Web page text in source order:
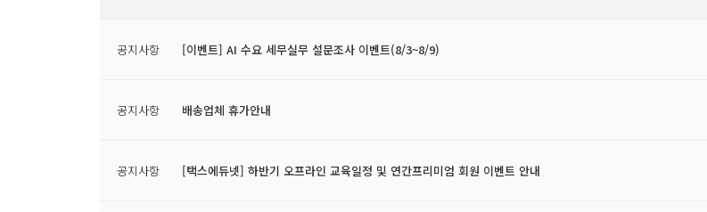
공지사항 [이벤트] AI 수요 세무실무 설문조사 이벤트(8/3~8/9)
공지사항 배송업체 휴가안내
공지사항 [택스에듀넷] 하반기 오프라인 교육일정 및 연간프리미엄 회원 이벤트 안내